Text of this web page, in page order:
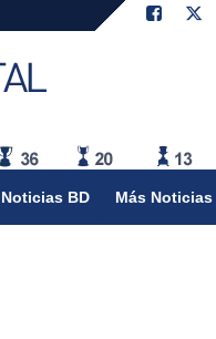
Noticias BD Más Noticias